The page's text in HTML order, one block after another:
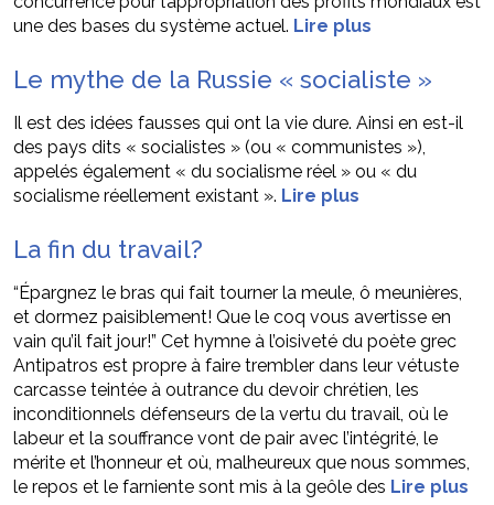
une des bases du système actuel. Lire plus
Le mythe de la Russie « socialiste »
Il est des idées fausses qui ont la vie dure. Ainsi en est-il
des pays dits « socialistes » (ou « communistes »),
appelés également « du socialisme réel » ou « du
socialisme réellement existant ». Lire plus
La fin du travail?
“Épargnez le bras qui fait tourner la meule, ô meunières,
et dormez paisiblement! Que le coq vous avertisse en
vain qu’il fait jour!” Cet hymne à l’oisiveté du poète grec
Antipatros est propre à faire trembler dans leur vétuste
carcasse teintée à outrance du devoir chrétien, les
inconditionnels défenseurs de la vertu du travail, où le
labeur et la souffrance vont de pair avec l’intégrité, le
mérite et l’honneur et où, malheureux que nous sommes,
le repos et le farniente sont mis à la geôle des Lire plus